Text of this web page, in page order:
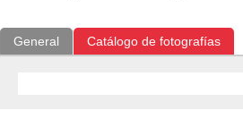
General Catálogo de fotografías